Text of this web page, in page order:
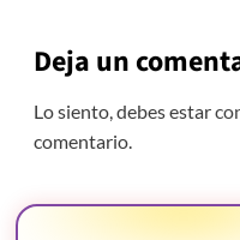
Deja un
Lo siento, debes estar
comentario.